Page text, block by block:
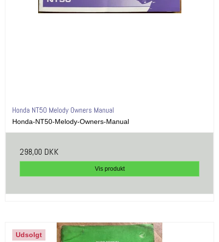
Honda NT50 Melody Owners Manual
Honda-NT50-Melody-Owners-Manual
298,00 DKK
Vis produkt
Udsolgt